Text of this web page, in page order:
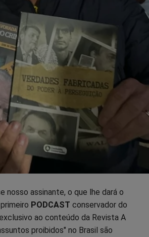
nosso assinante, o que lhe dará o
PODCAST conservador do
ao conteúdo da Revista A
proibidos" no Brasil são